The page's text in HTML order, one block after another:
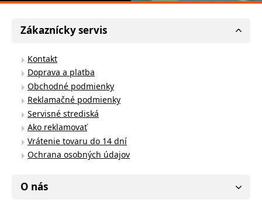
Zákaznícky servis
Kontakt
Doprava a platba
Obchodné podmienky
Reklamačné podmienky
Servisné strediská
Ako reklamovať
Vrátenie tovaru do 14 dní
Ochrana osobných údajov
O nás